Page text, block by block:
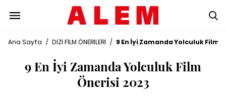
Ana Sayfa / DİZİ FİLM ÖNERİLERİ / 9 En İyi Zamanda Yolculuk Film
9 En İyi Zamanda Yolculuk Film
Önerisi 2023